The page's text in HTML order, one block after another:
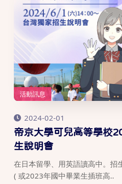
活動訊息
2024-02-01
帝京大學可兒高等學校
生說明會
在日本留學、用英語讀高中。招
( 或2023年國中畢業生插班高..